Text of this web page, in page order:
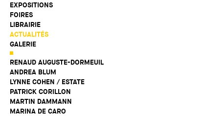
EXPOSITIONS
FOIRES
LIBRAIRIE
ACTUALITÉS
GALERIE
RENAUD AUGUSTE-DORMEUIL
ANDREA BLUM
LYNNE COHEN / ESTATE
PATRICK CORILLON
MARTIN DAMMANN
MARINA DE CARO